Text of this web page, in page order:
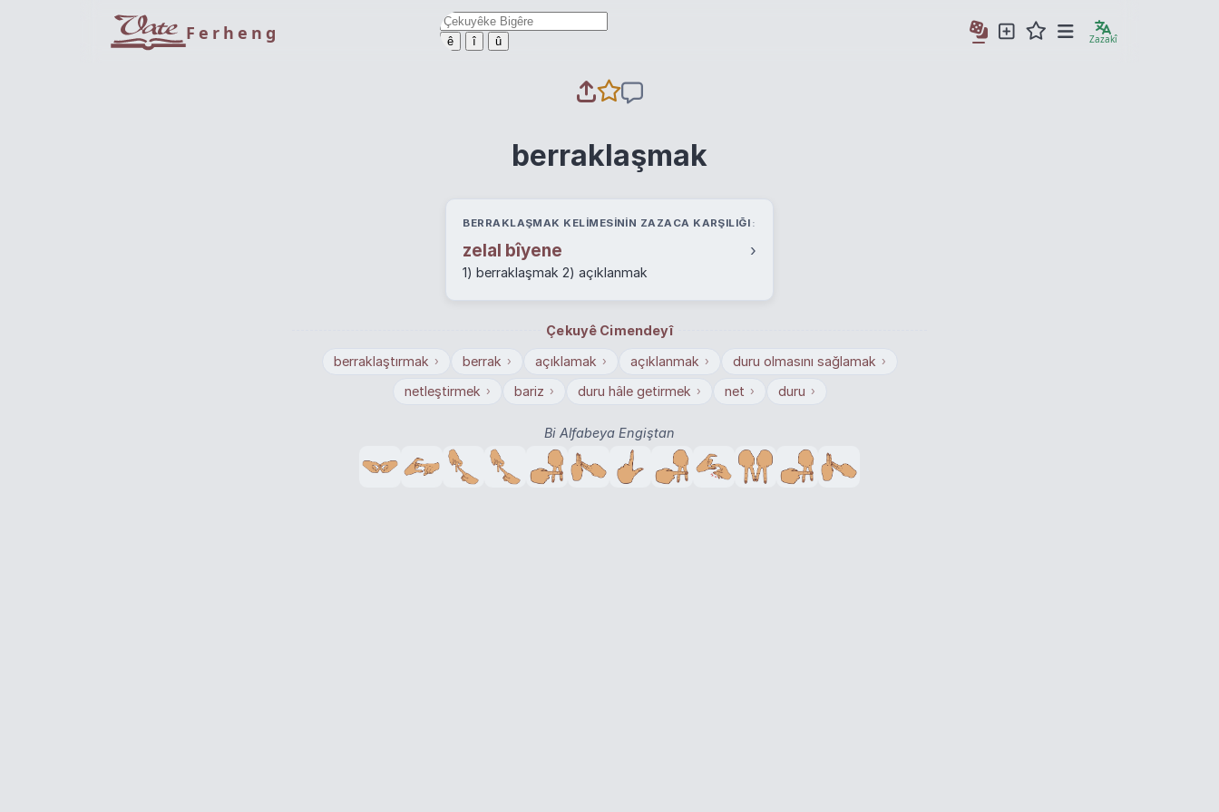
Ferheng ê î û Zazakî
berraklaşmak
BERRAKLAŞMAK KELIMESININ ZAZACA KARŞILIĞI
zelal bîyene ›
1) berraklaşmak 2) açıklanmak
Çekuyê Cimendeyî
berraklaştırmak › berrak › açıklamak › açıklanmak › duru olmasını sağlamak ›
netleştirmek › bariz › duru hâle getirmek › net › duru ›
Bi Alfabeya Engiştan